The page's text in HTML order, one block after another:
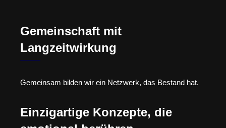
Gemeinschaft mit
Langzeitwirkung
Gemeinsam bilden wir ein Netzwerk, das Bestand hat.
Einzigartige Konzepte, die